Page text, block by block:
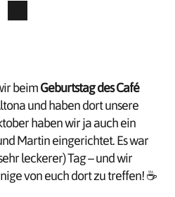
beimGeburtstag des Café
und haben dort unsere
haben wir ja auch ein
Martin eingerichtet. Es war
leckerer) Tag – und wir
von euch dort zu treffen! ☕